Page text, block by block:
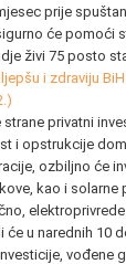
prije
će pomoći
živi 75 posto
ljepšu i zdraviju
strane privatni
i opstrukcije
ozbiljno će
kao i solarne
će u narednih 10
vođene